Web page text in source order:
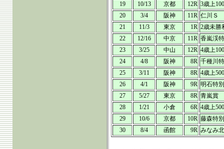
19
10/13 京都 12R 3歳上
20
3/4 阪神 11R 仁川Ｓ
21
11/3 東京 1R 2歳未勝
22
12/16 中京 11R 香嵐渓
23
3/25 中山 12R 4歳上
24
4/8 阪神 8R 千種川
25
3/11 阪神 8R 4歳上
26
4/1 阪神 9R 明石特別
27
5/27 東京 8R 青嵐賞
28
1/21 小倉 6R 4歳上
29
10/6 京都 10R 藤森特別
30
8/4 函館 9R みなみ